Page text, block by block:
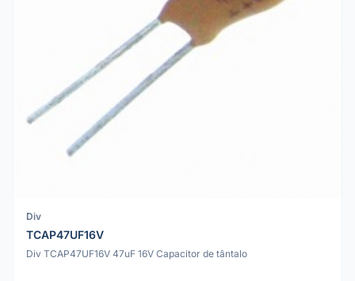
Div
TCAP47UF16V
Div TCAP47UF16V 47uF 16V Capacitor de tântalo